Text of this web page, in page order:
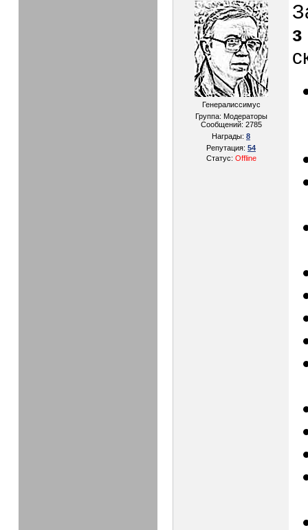
Генералиссимус
Группа: Модераторы
Сообщений: 2785
Награды: 8
Репутация: 54
Статус: Offline
з